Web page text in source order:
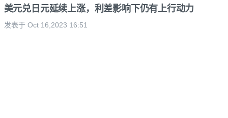
美元兑日元延续上涨，利差影响下仍有上行动力
发表于 Oct 16,2023 16:51